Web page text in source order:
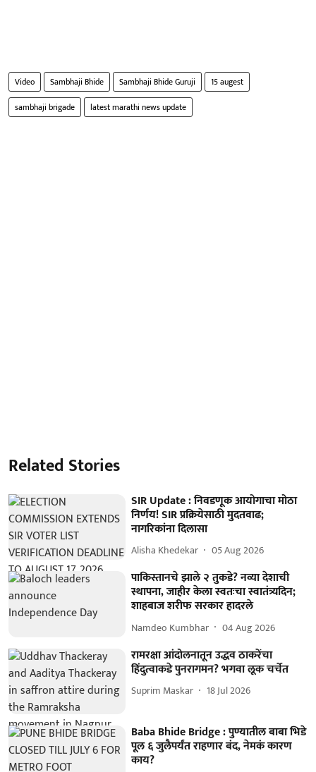
Video Sambhaji Bhide Sambhaji Bhide Guruji
15 augest
sambhaji brigade
latest marathi news update
Related Stories
SIR Update : निवडणूक आयोगाचा मोठा
निर्णय! SIR प्रक्रियेसाठी मुदतवाढ;
नागरिकांना दिलासा
Alisha Khedekar 05 Aug 2026
पाकिस्तानचे झाले २ तुकडे? नव्या देशाची
स्थापना, जाहीर केला स्वतःचा स्वातंत्र्यदिन;
शाहबाज शरीफ सरकार हादरले
Namdeo Kumbhar 04 Aug 2026
रामरक्षा आंदोलनातून उद्धव ठाकरेंचा
हिंदुत्वाकडे पुनरागमन? भगवा लूक चर्चेत
Suprim Maskar 18 Jul 2026
Baba Bhide Bridge : पुण्यातील बाबा भिडे
पूल ६ जुलैपर्यंत राहणार बंद, नेमकं कारण
काय?